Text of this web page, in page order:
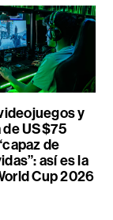
y
de US$75
de
así es la
Cup 2026